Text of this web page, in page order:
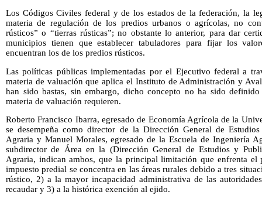
Los Códigos Civiles federal y de los estados de la federación, la
materia de regulación de los predios urbanos o agrícolas, no
rústicos” o “tierras rústicas”; no obstante lo anterior, para dar
municipios tienen que establecer tabuladores para fijar los
encuentran los de los predios rústicos.
Las políticas públicas implementadas por el Ejecutivo federal a
materia de valuación que aplica el Instituto de Administración y
han sido bastas, sin embargo, dicho concepto no ha sido
materia de valuación requieren.
Roberto Francisco Ibarra, egresado de Economía Agrícola de la
se desempeña como director de la Dirección General de
Agraria y Manuel Morales, egresado de la Escuela de Ingeniería
subdirector de Área en la (Dirección General de Estudios y
Agraria, indican ambos, que la principal limitación que enfrenta el
impuesto predial se concentra en las áreas rurales debido a tres
rústico, 2) a la mayor incapacidad administrativa de las
recaudar y 3) a la histórica exención al ejido.